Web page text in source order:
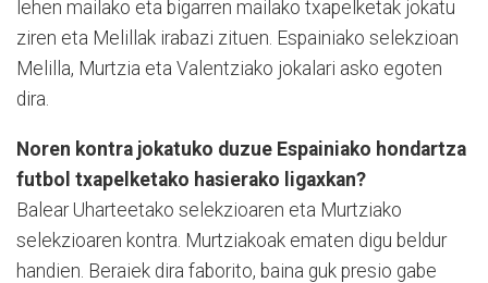
lehen mailako eta bigarren mailako txapelketak jokatu
ziren eta Melillak irabazi zituen. Espainiako selekzioan
Melilla, Murtzia eta Valentziako jokalari asko egoten
dira.
Noren kontra jokatuko duzue Espainiako hondartza
futbol txapelketako hasierako ligaxkan?
Balear Uharteetako selekzioaren eta Murtziako
selekzioaren kontra. Murtziakoak ematen digu beldur
handien. Beraiek dira faborito, baina guk presio gabe